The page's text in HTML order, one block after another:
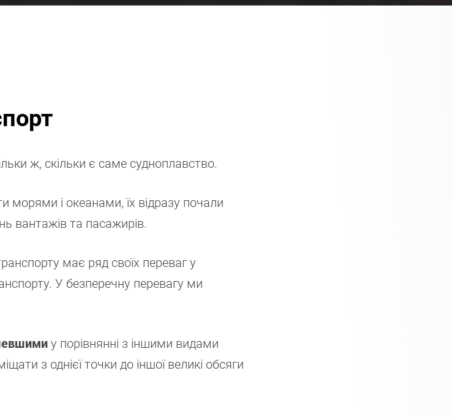
ж, скільки є саме судноплавство.
морями і океанами, їх відразу почали
вантажів та пасажирів.
має ряд своїх переваг у
У безперечну перевагу ми
у порівнянні з іншими видами
з однієї точки до іншої великі обсяги